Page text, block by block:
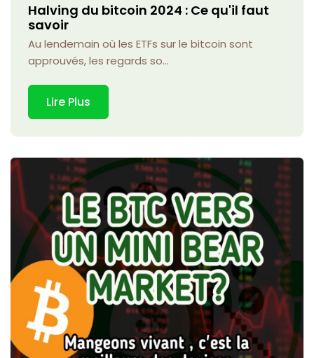
Halving du bitcoin 2024 : Ce qu'il faut
savoir
Au lendemain où les ETFs sur le bitcoin sont
approuvés, les regards so...
Lire Plus